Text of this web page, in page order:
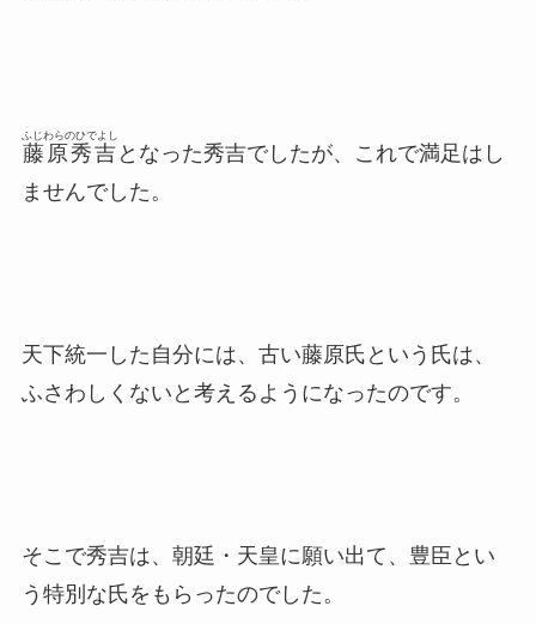
藤原秀吉
ふじわらのひでよし
となった秀吉でしたが、これで満足はし
ませんでした。
天下統一した自分には、古い藤原氏という氏は、
ふさわしくないと考えるようになったのです。
そこで秀吉は、朝廷・天皇に願い出て、豊臣とい
う特別な氏をもらったのでした。